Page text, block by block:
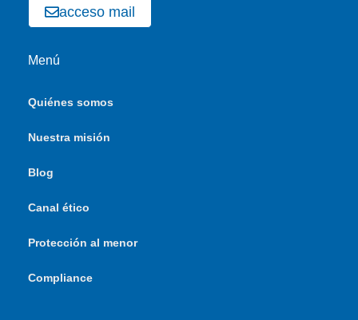
acceso mail
Menú
Quiénes somos
Nuestra misión
Blog
Canal ético
Protección al menor
Compliance